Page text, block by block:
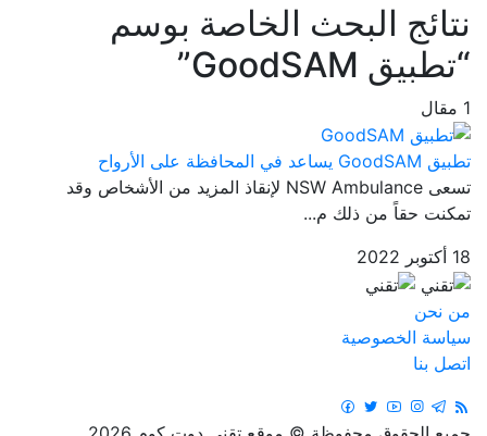
نتائج البحث الخاصة بوسم
“تطبيق GoodSAM”
1 مقال
تطبيق GoodSAM يساعد في المحافظة على الأرواح
تسعى NSW Ambulance لإنقاذ المزيد من الأشخاص وقد
تمكنت حقاً من ذلك م...
18 أكتوبر 2022
من نحن
سياسة الخصوصية
اتصل بنا